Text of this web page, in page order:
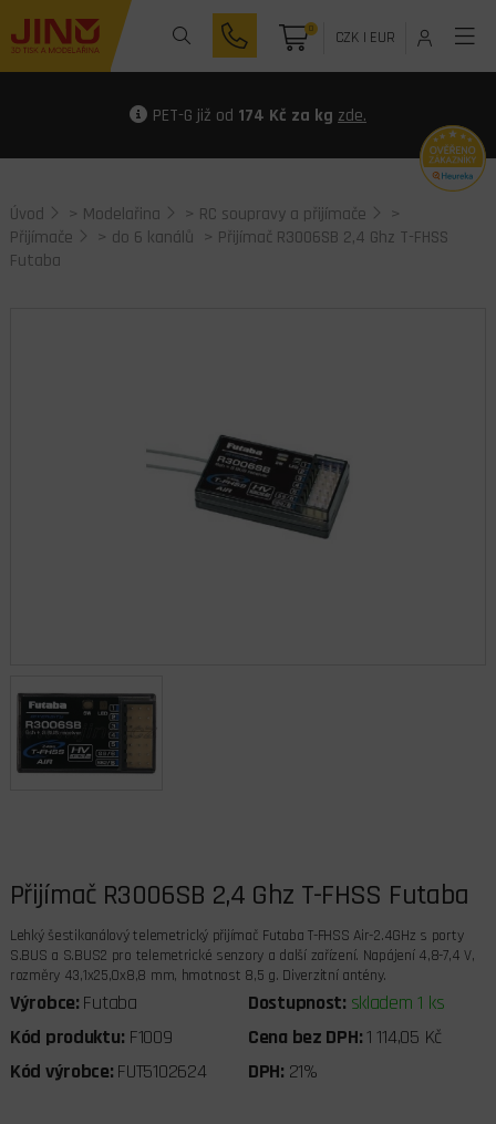
0 CZK| EUR
PET-G již od 174 Kč za kg zde.
Úvod > Modelařina > RC soupravy a přijímače
>
Přijímače
> do 6 kanálů > Přijímač R3006SB 2,4 Ghz T-FHSS
Futaba
Přijímač R3006SB 2,4 Ghz T-FHSS Futaba
Lehký šestikanálový telemetrický přijímač Futaba T-FHSS Air-2.4GHz s porty
S.BUS a S.BUS2 pro telemetrické senzory a další zařízení. Napájení 4,8-7,4 V,
rozměry 43,1x25,0x8,8 mm, hmotnost 8,5 g. Diverzitní antény.
Výrobce: Futaba Dostupnost: skladem 1 ks
Kód produktu: F1009 Cena bez DPH:1 114,05 Kč
Kód výrobce: FUT5102624 DPH: 21%